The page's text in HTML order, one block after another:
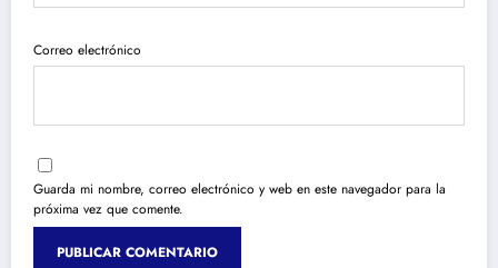
Correo electrónico
Guarda mi nombre, correo electrónico y web en este navegador para la
próxima vez que comente.